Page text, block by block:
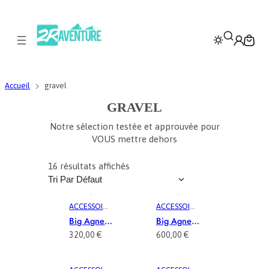
Accueil gravel
GRAVEL
Notre sélection testée et approuvée pour
VOUS mettre dehors
16 résultats affichés
ACCESSOIRE
S,
ACCESSOIR
ES VÉLO,
COMPACT
Big Agnes
Matelas
Rapide SL
320,00€
ACCESSOIRE
S,
ACCESSOIR
ES VÉLO,
GRAVEL
Big Agnes
Tiger Wall
Bikepack
600,00 €